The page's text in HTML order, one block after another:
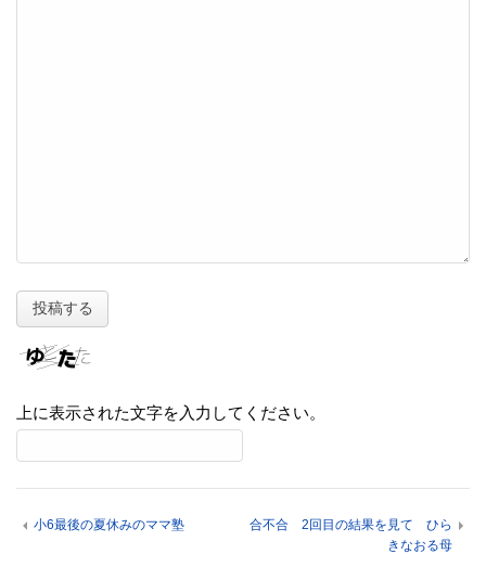
上に表示された文字を入力してください。
小6最後の夏休みのママ塾
合不合 2回目の結果を見て ひら
きなおる母